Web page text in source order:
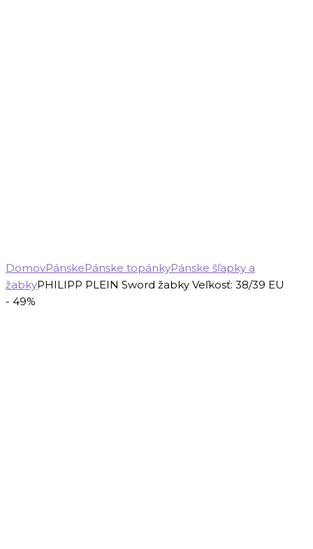
DomovPánskePánske topánkyPánske šľapky a
žabkyPHILIPP PLEIN Sword žabky Veľkosť: 38/39 EU
- 49%